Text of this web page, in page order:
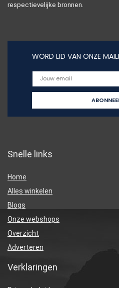
respectievelijke bronnen.
WORD LID VAN ONZE
Snelle links
Home
Alles winkelen
Blogs
Onze webshops
Overzicht
Adverteren
Verklaringen